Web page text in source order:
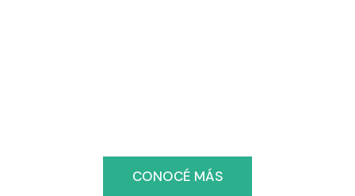
CONOCÉ MÁS